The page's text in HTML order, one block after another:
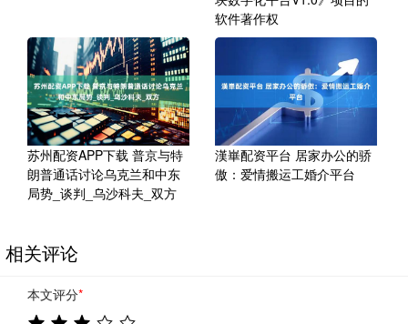
软件著作权
苏州配资APP下载 普京与特
朗普通话讨论乌克兰和中东
局势_谈判_乌沙科夫_双方
漢崋配资平台 居家办公的骄
傲：爱情搬运工婚介平台
相关评论
本文评分*